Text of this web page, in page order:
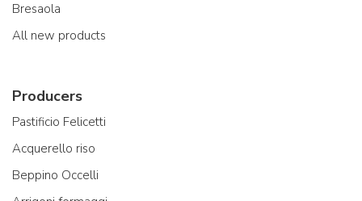
Bresaola
All new products
Producers
Pastificio Felicetti
Acquerello riso
Beppino Occelli